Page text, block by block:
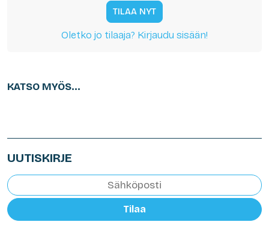
TILAA NYT
Oletko jo tilaaja? Kirjaudu sisään!
KATSO MYÖS...
UUTISKIRJE
Tilaa